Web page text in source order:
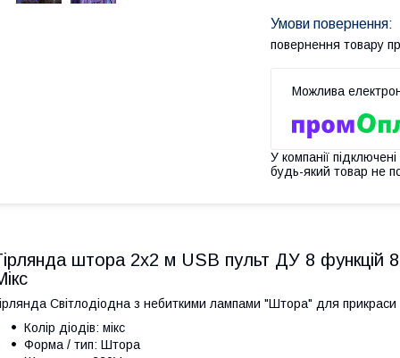
повернення товару
У компанії
будь-який товар не
штора 2х2 м USB пульт ДУ 8 функцій
Світлодіодна з небиткими лампами "Штора" для прикраси
Колір діодів: мікс
Форма / тип: Штора